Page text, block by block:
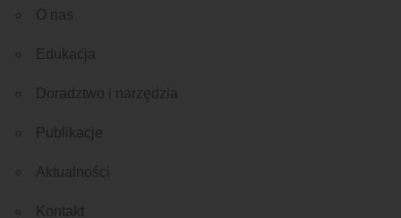
O nas
Edukacja
Doradztwo i narzędzia
Publikacje
Aktualności
Kontakt